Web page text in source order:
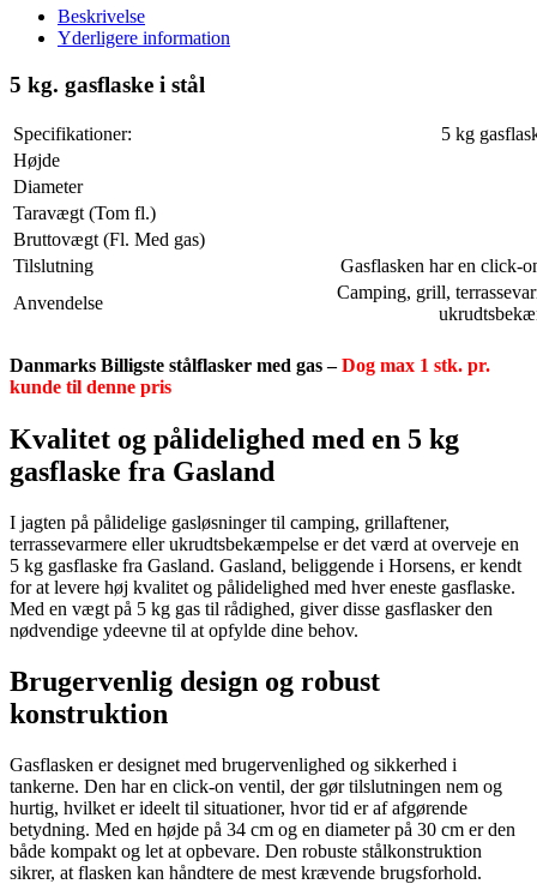
Beskrivelse
Yderligere information
5 kg. gasflaske i stål
Specifikationer:
5 kg
Højde
Diameter
Taravægt (Tom fl.)
Bruttovægt (Fl. Med gas)
Tilslutning
Gasflasken har en click-
Anvendelse
Camping, grill,
Danmarks Billigste stålflasker med gas –Dog max 1 stk. pr.
kunde til denne pris
Kvalitet og pålidelighed med en 5 kg
gasflaske fra Gasland
I jagten på pålidelige gasløsninger til camping, grillaftener,
terrassevarmere eller ukrudtsbekæmpelse er det værd at overveje en
5 kg gasflaske fra Gasland. Gasland, beliggende i Horsens, er kendt
for at levere høj kvalitet og pålidelighed med hver eneste gasflaske.
Med en vægt på 5 kg gas til rådighed, giver disse gasflasker den
nødvendige ydeevne til at opfylde dine behov.
Brugervenlig design og robust
konstruktion
Gasflasken er designet med brugervenlighed og sikkerhed i
tankerne. Den har en click-on ventil, der gør tilslutningen nem og
hurtig, hvilket er ideelt til situationer, hvor tid er af afgørende
betydning. Med en højde på 34 cm og en diameter på 30 cm er den
både kompakt og let at opbevare. Den robuste stålkonstruktion
sikrer, at flasken kan håndtere de mest krævende brugsforhold.